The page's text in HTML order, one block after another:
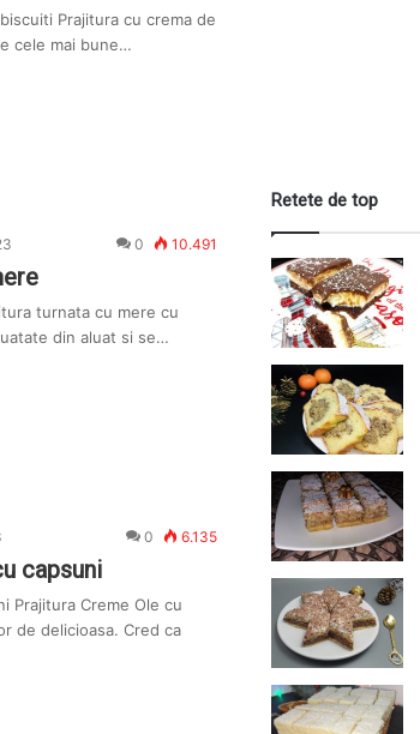
Prajitura cu crema de
cele mai bune…
0 10.491
turnata cu mere cu
din aluat si se…
0 6.135
capsuni
Prajitura Creme Ole cu
de delicioasa. Cred ca
Retete de top